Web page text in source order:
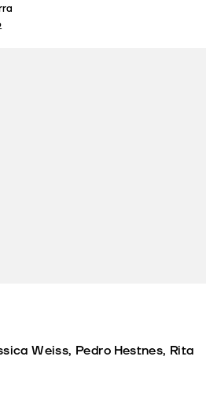
Weiss, Pedro Hestnes, Rita